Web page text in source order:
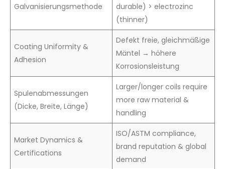
Galvanisierungsmethode
durable) > electrozinc
(thinner)
Coating Uniformity &
Adhesion
Defekt freie, gleichmäßige
Mäntel → höhere
Korrosionsleistung
Spulenabmessungen
(Dicke, Breite, Länge)
Larger/longer coils require
more raw material &
handling
Market Dynamics &
Certifications
ISO/ASTM compliance,
brand reputation & global
demand